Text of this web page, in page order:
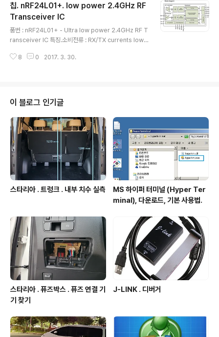
ink Layer ProcessorAES 128-bit encryption Pro
cessorMemories2Mb FLASH memory 64kB On
칩. nRF24L01+. low power 2.4GHz RF
Transceiver IC
품번 : nRF24L01+ - Ultra low power 2.4GHz RF T
ransceiver IC 특징.소비전류 : RX/TX currents lowe
압 : 1.9V ~ 3.6VSPI : 10Mbps무선속도 : 250kbps, 1
reamble, Address, CRC)Automatic packed dete
ction and validationDynamic payload length, 1 to
32Byt..
8 0 2017. 3. 30.
이 블로그 인기글
스타리아 . 트렁크 . 내부 치수 실측
MS 하이퍼 터미널 (Hyper Ter
minal), 다운로드, 기본 사용법.
스타리아 . 퓨즈박스 . 퓨즈 연결 기
기 찾기
J-LINK . 디버거